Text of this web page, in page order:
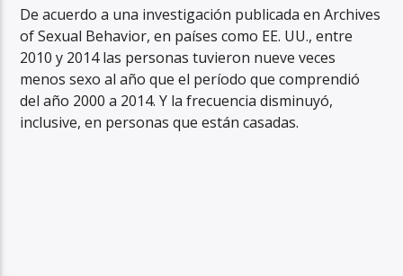
De acuerdo a una investigación publicada en Archives
of Sexual Behavior, en países como EE. UU., entre
2010 y 2014 las personas tuvieron nueve veces
menos sexo al año que el período que comprendió
del año 2000 a 2014. Y la frecuencia disminuyó,
inclusive, en personas que están casadas.